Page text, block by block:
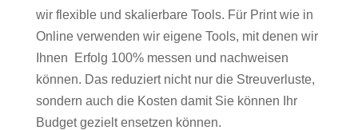
wir flexible und skalierbare Tools. Für Print wie in
Online verwenden wir eigene Tools, mit denen wir
Ihnen Erfolg 100% messen und nachweisen
können. Das reduziert nicht nur die Streuverluste,
sondern auch die Kosten damit Sie können Ihr
Budget gezielt ensetzen können.